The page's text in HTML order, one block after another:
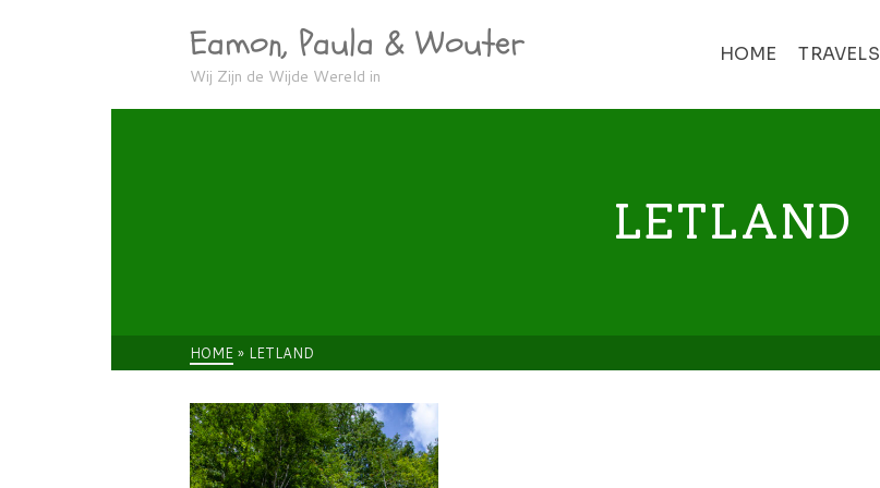
Eamon, Paula & Wouter
Wij Zijn de Wijde Wereld in
HOME TRAVELS
LETLAND
HOME » LETLAND